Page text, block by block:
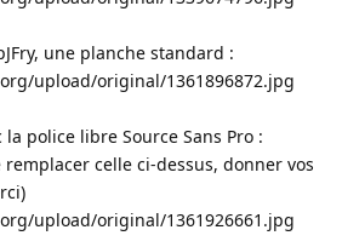
une planche standard :
police libre Source Sans Pro :
celle ci-dessus, donner vos